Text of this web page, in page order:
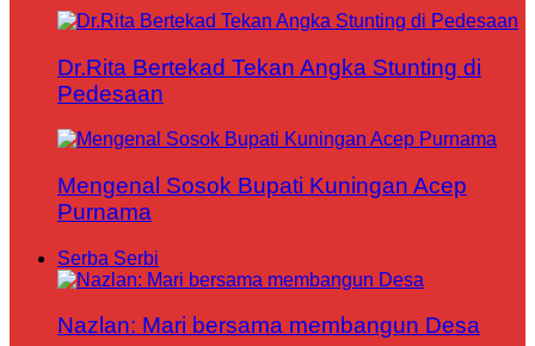
Dr.Rita Bertekad Tekan Angka Stunting di
Pedesaan
Mengenal Sosok Bupati Kuningan Acep
Purnama
Serba Serbi
Nazlan: Mari bersama membangun Desa